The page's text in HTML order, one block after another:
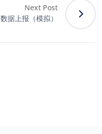
Next Post
数据上报（模拟）